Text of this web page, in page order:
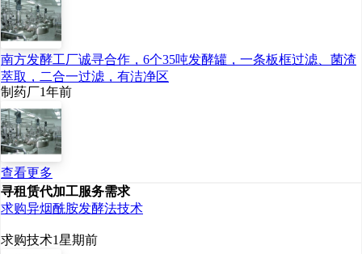
南方发酵工厂诚寻合作，6个35吨发酵罐，一条板框过滤、菌渣
萃取，二合一过滤，有洁净区
制药厂1年前
查看更多
寻租赁代加工服务需求
求购异烟酰胺发酵法技术
求购技术1星期前